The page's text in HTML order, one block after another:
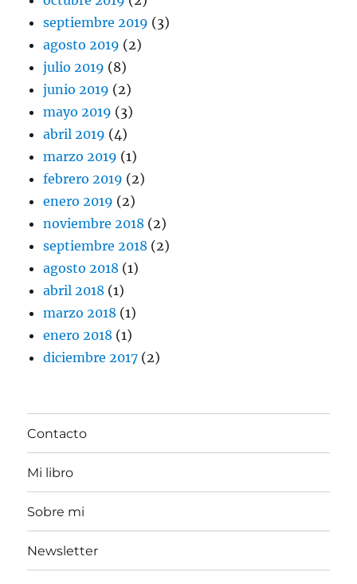
septiembre 2019 (3)
agosto 2019 (2)
julio 2019 (8)
junio 2019 (2)
mayo 2019 (3)
abril 2019 (4)
marzo 2019 (1)
febrero 2019 (2)
enero 2019 (2)
noviembre 2018 (2)
septiembre 2018 (2)
agosto 2018 (1)
abril 2018 (1)
marzo 2018 (1)
enero 2018 (1)
diciembre 2017 (2)
Contacto
Mi libro
Sobre mi
Newsletter